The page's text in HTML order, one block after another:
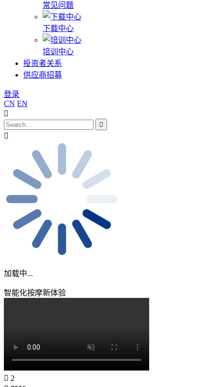
常见问题
下载中心
培训中心
投资者关系
供应商招募
登录
CN EN
加载中...
智能化按摩新体验
2